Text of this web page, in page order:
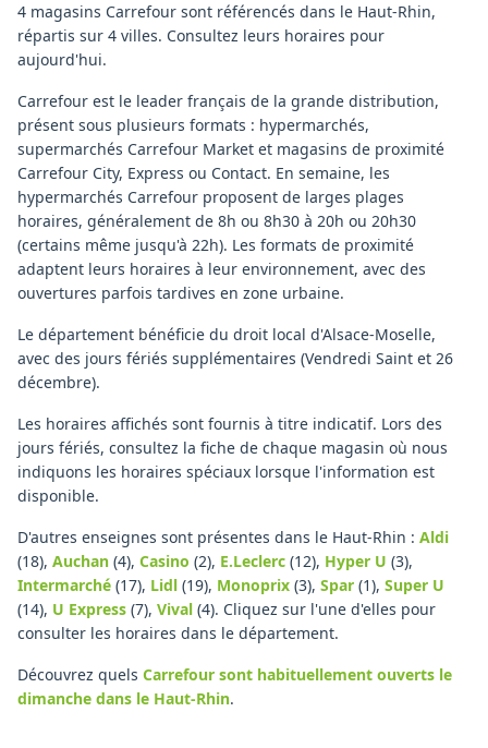
4 magasins Carrefour sont référencés dans le Haut-Rhin,
répartis sur 4 villes. Consultez leurs horaires pour
aujourd'hui.
Carrefour est le leader français de la grande distribution,
présent sous plusieurs formats : hypermarchés,
supermarchés Carrefour Market et magasins de proximité
Carrefour City, Express ou Contact. En semaine, les
hypermarchés Carrefour proposent de larges plages
horaires, généralement de 8h ou 8h30 à 20h ou 20h30
(certains même jusqu'à 22h). Les formats de proximité
adaptent leurs horaires à leur environnement, avec des
ouvertures parfois tardives en zone urbaine.
Le département bénéficie du droit local d'Alsace-Moselle,
avec des jours fériés supplémentaires (Vendredi Saint et 26
décembre).
Les horaires affichés sont fournis à titre indicatif. Lors des
jours fériés, consultez la fiche de chaque magasin où nous
indiquons les horaires spéciaux lorsque l'information est
disponible.
D'autres enseignes sont présentes dans le Haut-Rhin : Aldi
(18), Auchan (4), Casino (2), E.Leclerc (12), Hyper U (3),
Intermarché (17), Lidl (19), Monoprix (3), Spar (1), Super U
(14), U Express (7), Vival (4). Cliquez sur l'une d'elles pour
consulter les horaires dans le département.
Découvrez quels Carrefour sont habituellement ouverts le
dimanche dans le Haut-Rhin.